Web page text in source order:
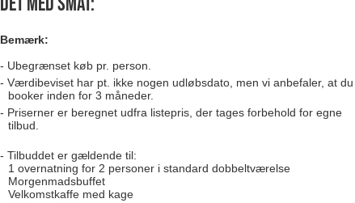
Bemærk:
Ubegrænset køb pr. person.
Værdibeviset har pt. ikke nogen udløbsdato, men vi anbefaler, at du
booker inden for 3 måneder.
Priserner er beregnet udfra listepris, der tages forbehold for egne
tilbud.
Tilbuddet er gældende til:
1 overnatning for 2 personer i standard dobbeltværelse
Morgenmadsbuffet
Velkomstkaffe med kage